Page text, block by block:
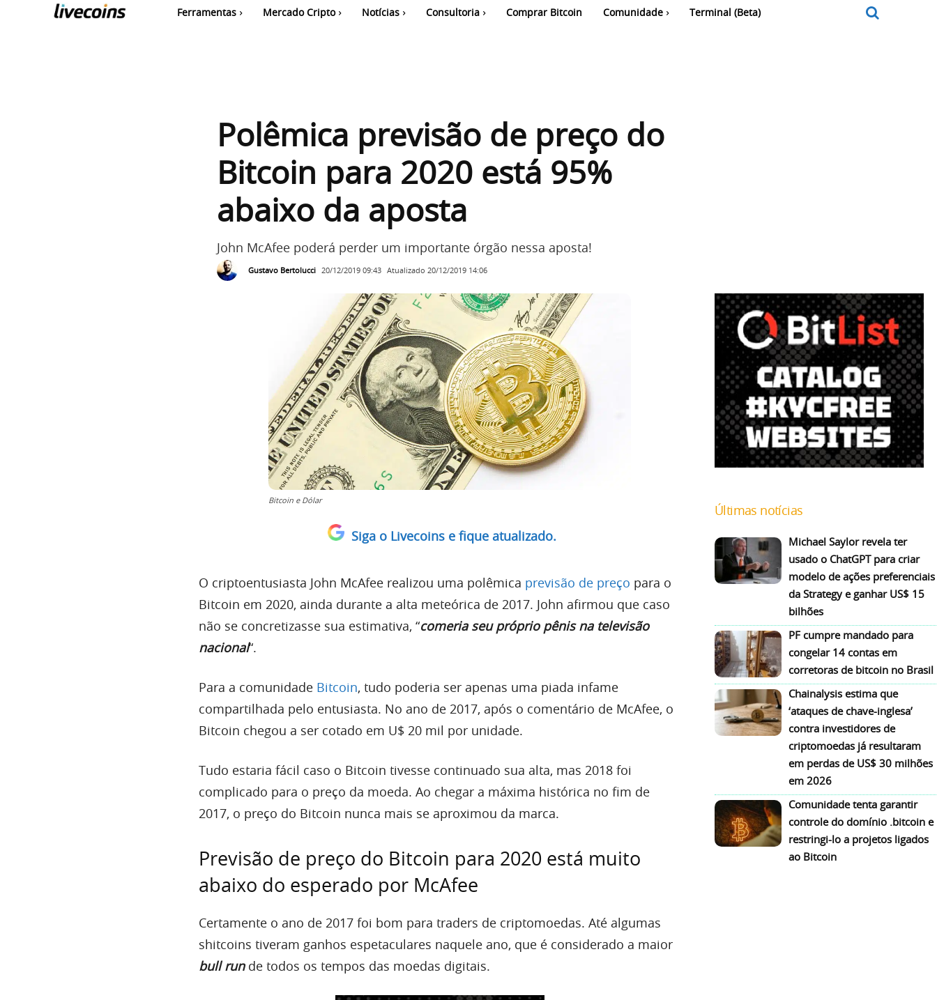
Ferramentas Mercado Cripto Notícias Consultoria Comprar Bitcoin Comunidade Terminal (Beta)
Polêmica previsão de preço do
Bitcoin para 2020 está 95%
abaixo da aposta
John McAfee poderá perder um importante órgão nessa aposta!
Gustavo Bertolucci 20/12/2019 09:43 Atualizado 20/12/2019 14:06
Bitcoin e Dólar
Siga o Livecoins e fique atualizado.
O criptoentusiasta John McAfee realizou uma polêmica previsão de preço para o
Bitcoin em 2020, ainda durante a alta meteórica de 2017. John afirmou que caso
não se concretizasse sua estimativa, “comeria seu próprio pênis na televisão
nacional“.
Para a comunidade Bitcoin, tudo poderia ser apenas uma piada infame
compartilhada pelo entusiasta. No ano de 2017, após o comentário de McAfee, o
Bitcoin chegou a ser cotado em U$ 20 mil por unidade.
Tudo estaria fácil caso o Bitcoin tivesse continuado sua alta, mas 2018 foi
complicado para o preço da moeda. Ao chegar a máxima histórica no fim de
2017, o preço do Bitcoin nunca mais se aproximou da marca.
Previsão de preço do Bitcoin para 2020 está muito
abaixo do esperado por McAfee
Certamente o ano de 2017 foi bom para traders de criptomoedas. Até algumas
shitcoins tiveram ganhos espetaculares naquele ano, que é considerado a maior
bull runde todos os tempos das moedas digitais.
Últimas notícias
Michael Saylor revela ter
usado o ChatGPT para criar
modelo de ações preferenciais
da Strategy e ganhar US$ 15
bilhões
PF cumpre mandado para
congelar 14 contas em
corretoras de bitcoin no Brasil
Chainalysis estima que
‘ataques de chave-inglesa’
contra investidores de
criptomoedas já resultaram
em perdas de US$ 30 milhões
em 2026
Comunidade tenta garantir
controle do domínio .bitcoin e
restringi-lo a projetos ligados
ao Bitcoin